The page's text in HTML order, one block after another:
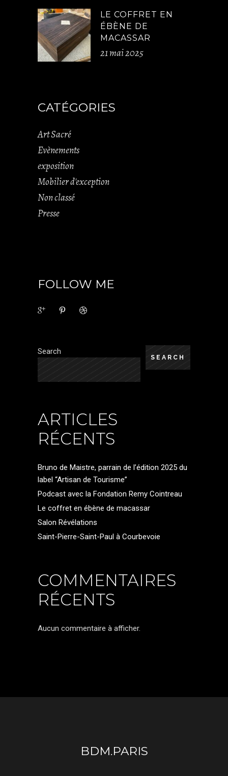
LE COFFRET EN
ÉBÈNE DE
MACASSAR
21 mai 2025
CATÉGORIES
Art Sacré
Evènements
exposition
Mobilier d'exception
Non classé
Presse
FOLLOW ME
Search
SEARCH
ARTICLES
RÉCENTS
Bruno de Maistre, parrain de l’édition 2025 du
label “Artisan de Tourisme”
Podcast avec la Fondation Remy Cointreau
Le coffret en ébène de macassar
Salon Révélations
Saint-Pierre-Saint-Paul à Courbevoie
COMMENTAIRES
RÉCENTS
Aucun commentaire à afficher.
BDM.PARIS